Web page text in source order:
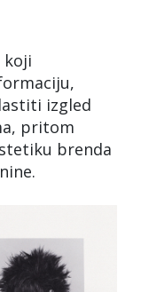
koji
izgled
pritom
brenda